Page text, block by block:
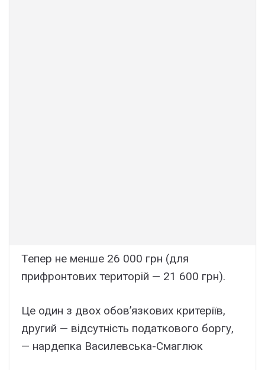
Тепер не менше 26 000 грн (для
прифронтових територій — 21 600 грн).
Це один з двох обов’язкових критеріїв,
другий — відсутність податкового боргу,
— нардепка Василевська-Смаглюк